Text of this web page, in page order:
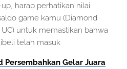
harap perhatikan nilai
game kamu (Diamond
untuk memastikan bahwa
telah masuk
Persembahkan Gelar Juara